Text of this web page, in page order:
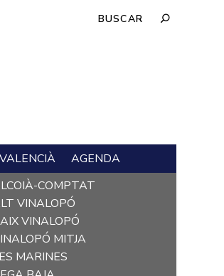
AGENDA
COMPTAT
VINALOPÓ
VINALOPÓ
MITJA
MARINES